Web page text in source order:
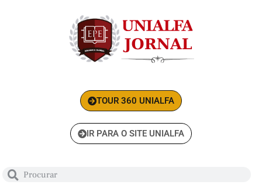
TOUR 360 UNIALFA
IR PARA O SITE UNIALFA